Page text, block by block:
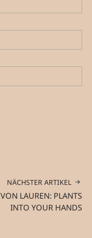
NÄCHSTER ARTIKEL
VON LAUREN: PLANTS
INTO YOUR HANDS